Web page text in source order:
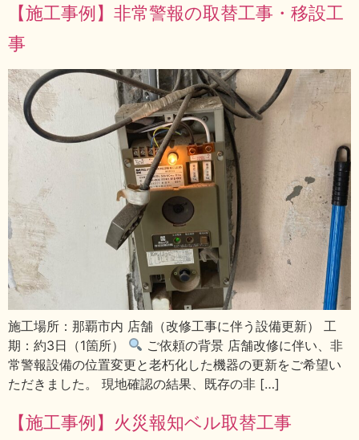
【施工事例】非常警報の取替工事・移設工
事
施工場所：那覇市内 店舗（改修工事に伴う設備更新） 工
期：約3日（1箇所）
ご依頼の背景 店舗改修に伴い、非
常警報設備の位置変更と老朽化した機器の更新をご希望い
ただきました。 現地確認の結果、既存の非 […]
【施工事例】火災報知ベル取替工事